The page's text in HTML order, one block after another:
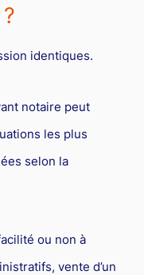
identiques.
notaire peut
les plus
selon la
ou non à
vente d’un